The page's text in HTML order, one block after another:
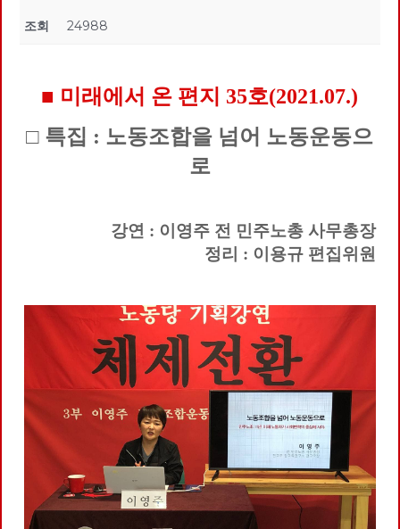
조회 24988
■ 미래에서 온 편지 35호(2021.07.)
□ 특집 : 노동조합을 넘어 노동운동으
로
강연 : 이영주 전 민주노총 사무총장
정리 : 이용규 편집위원